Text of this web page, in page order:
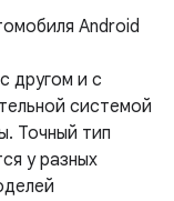
другом и с
системой
Точный тип
у разных